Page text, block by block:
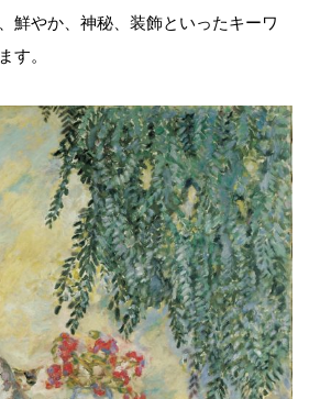
鮮やか、神秘、装飾といったキーワ
す。